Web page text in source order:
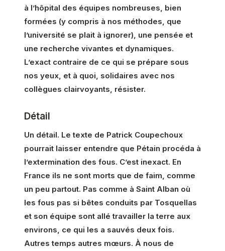
à l’hôpital des équipes nombreuses, bien
formées (y compris à nos méthodes, que
l’université se plait à ignorer), une pensée et
une recherche vivantes et dynamiques.
L’exact contraire de ce qui se prépare sous
nos yeux, et à quoi, solidaires avec nos
collègues clairvoyants, résister.
Détail
Un détail. Le texte de Patrick Coupechoux
pourrait laisser entendre que Pétain procéda à
l’extermination des fous. C’est inexact. En
France ils ne sont morts que de faim, comme
un peu partout. Pas comme à Saint Alban où
les fous pas si bêtes conduits par Tosquellas
et son équipe sont allé travailler la terre aux
environs, ce qui les a sauvés deux fois.
Autres temps autres mœurs. À nous de